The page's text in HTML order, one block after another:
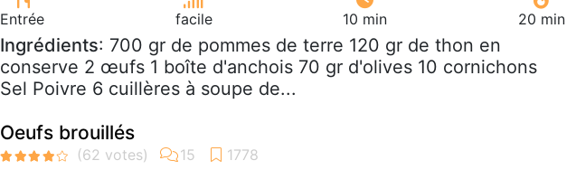
Entrée facile 10 min 20 min
Ingrédients: 700 gr de pommes de terre 120 gr de thon en
conserve 2 œufs 1 boîte d'anchois 70 gr d'olives 10 cornichons
Sel Poivre 6 cuillères à soupe de...
Oeufs brouillés